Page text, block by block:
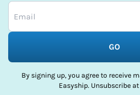
GO
By signing up, you agree to receive
Easyship. Unsubscribe